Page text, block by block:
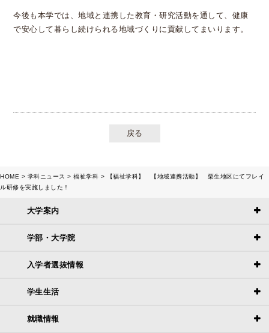
今後も本学では、地域と連携した教育・研究活動を通して、健康
で安心して暮らし続けられる地域づくりに貢献してまいります。
戻る
HOME 学科ニュース 福祉学科
【福祉学科】 【地域連携活動】 栗生地区にてフレイ
ル研修を実施しました！
大学案内
学部・大学院
入学者選抜情報
学生生活
就職情報